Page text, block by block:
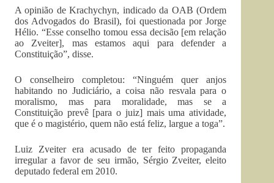
A opinião de Krachychyn, indicado da OAB (Ordem
dos Advogados do Brasil), foi questionada por Jorge
Hélio. “Esse conselho tomou essa decisão [em relação
ao Zveiter], mas estamos aqui para defender a
Constituição”, disse.
O conselheiro completou: “Ninguém quer anjos
habitando no Judiciário, a coisa não resvala para o
moralismo, mas para moralidade, mas se a
Constituição prevê [para o juiz] mais uma atividade,
que é o magistério, quem não está feliz, largue a toga”.
Luiz Zveiter era acusado de ter feito propaganda
irregular a favor de seu irmão, Sérgio Zveiter, eleito
deputado federal em 2010.